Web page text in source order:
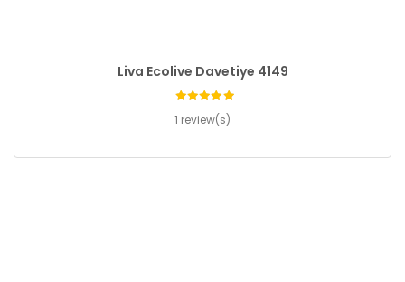
Liva Ecolive Davetiye 4149
1 review(s)